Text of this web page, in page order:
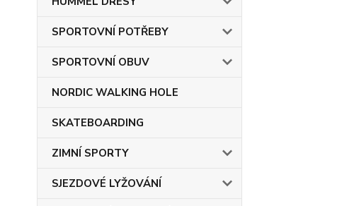
SPORTOVNÍ POTŘEBY
SPORTOVNÍ OBUV
NORDIC WALKING HOLE
SKATEBOARDING
ZIMNÍ SPORTY
SJEZDOVÉ LYŽOVÁNÍ